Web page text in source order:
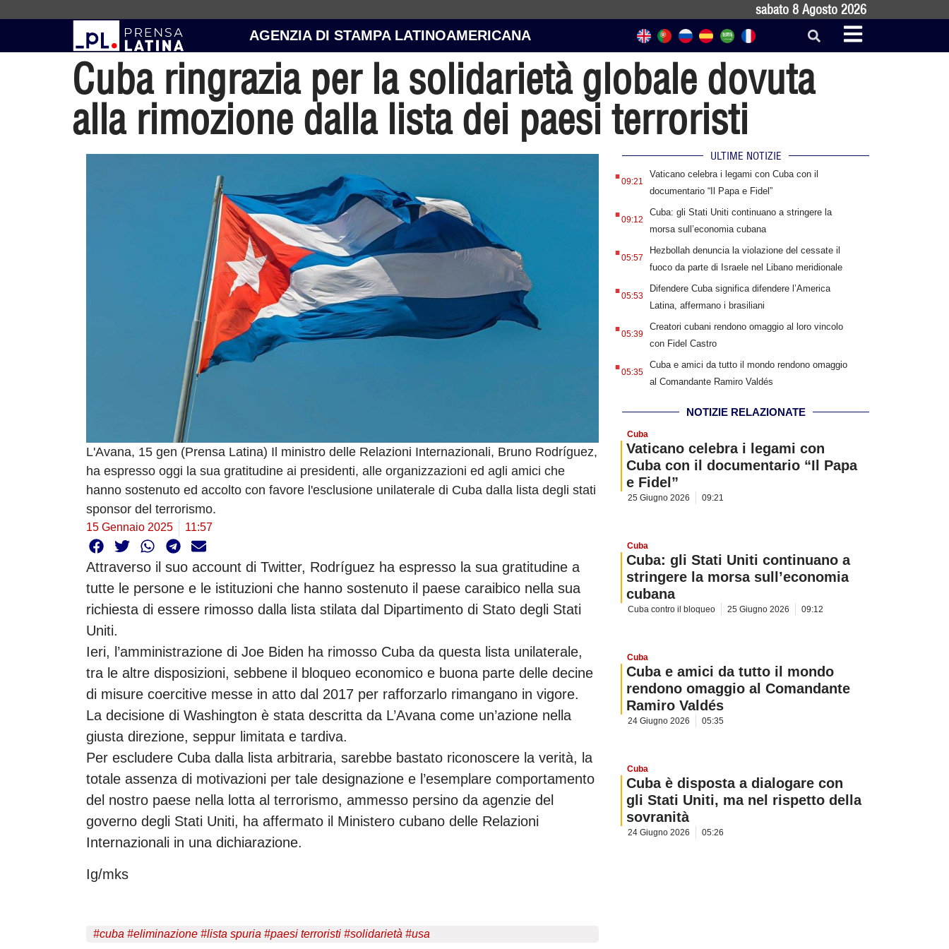
sabato 8 Agosto 2026
AGENZIA DI STAMPA LATINOAMERICANA
Cuba ringrazia per la solidarietà globale dovuta
alla rimozione dalla lista dei paesi terroristi
L'Avana, 15 gen (Prensa Latina) Il ministro delle Relazioni Internazionali, Bruno Rodríguez,
ha espresso oggi la sua gratitudine ai presidenti, alle organizzazioni ed agli amici che
hanno sostenuto ed accolto con favore l'esclusione unilaterale di Cuba dalla lista degli stati
sponsor del terrorismo.
15 Gennaio 2025 11:57
Attraverso il suo account di Twitter, Rodríguez ha espresso la sua gratitudine a
tutte le persone e le istituzioni che hanno sostenuto il paese caraibico nella sua
richiesta di essere rimosso dalla lista stilata dal Dipartimento di Stato degli Stati
Uniti.
Ieri, l’amministrazione di Joe Biden ha rimosso Cuba da questa lista unilaterale,
tra le altre disposizioni, sebbene il bloqueo economico e buona parte delle decine
di misure coercitive messe in atto dal 2017 per rafforzarlo rimangano in vigore.
La decisione di Washington è stata descritta da L’Avana come un’azione nella
giusta direzione, seppur limitata e tardiva.
Per escludere Cuba dalla lista arbitraria, sarebbe bastato riconoscere la verità, la
totale assenza di motivazioni per tale designazione e l’esemplare comportamento
del nostro paese nella lotta al terrorismo, ammesso persino da agenzie del
governo degli Stati Uniti, ha affermato il Ministero cubano delle Relazioni
Internazionali in una dichiarazione.
Ig/mks
#cuba #eliminazione #lista spuria #paesi terroristi #solidarietà #usa
ULTIME NOTIZIE
.09:21
Vaticano celebra i legami con Cuba con il
documentario “Il Papa e Fidel”
.09:12
Cuba: gli Stati Uniti continuano a stringere la
morsa sull’economia cubana
.05:57
Hezbollah denuncia la violazione del cessate il
fuoco da parte di Israele nel Libano meridionale
.05:53
Difendere Cuba significa difendere l’America
Latina, affermano i brasiliani
.05:39
Creatori cubani rendono omaggio al loro vincolo
con Fidel Castro
.05:35
Cuba e amici da tutto il mondo rendono omaggio
al Comandante Ramiro Valdés
NOTIZIE RELAZIONATE
Cuba
Vaticano celebra i legami con
Cuba con il documentario “Il Papa
e Fidel”
25 Giugno 2026 09:21
Cuba
Cuba: gli Stati Uniti continuano a
stringere la morsa sull’economia
cubana
Cuba contro il bloqueo 25 Giugno 2026 09:12
Cuba
Cuba e amici da tutto il mondo
rendono omaggio al Comandante
Ramiro Valdés
24 Giugno 2026 05:35
Cuba
Cuba è disposta a dialogare con
gli Stati Uniti, ma nel rispetto della
sovranità
24 Giugno 2026 05:26